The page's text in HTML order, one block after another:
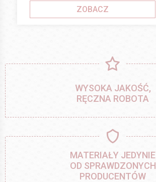
ZOBACZ
WYSOKA JAKOŚĆ,
RĘCZNA ROBOTA
MATERIAŁY JEDYNIE
OD SPRAWDZONYCH
PRODUCENTÓW